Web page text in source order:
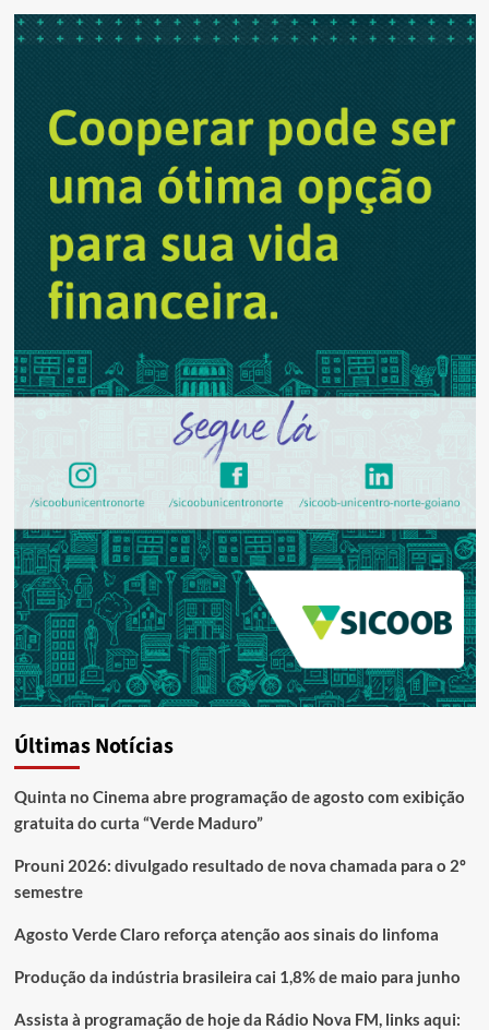
Últimas Notícias
Quinta no Cinema abre programação de agosto com exibição
gratuita do curta “Verde Maduro”
Prouni 2026: divulgado resultado de nova chamada para o 2º
semestre
Agosto Verde Claro reforça atenção aos sinais do linfoma
Produção da indústria brasileira cai 1,8% de maio para junho
Assista à programação de hoje da Rádio Nova FM, links aqui: